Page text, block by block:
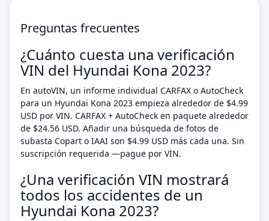
Preguntas frecuentes
¿Cuánto cuesta una verificación
VIN del Hyundai Kona 2023?
En autoVIN, un informe individual CARFAX o AutoCheck
para un Hyundai Kona 2023 empieza alrededor de $4.99
USD por VIN. CARFAX + AutoCheck en paquete alrededor
de $24.56 USD. Añadir una búsqueda de fotos de
subasta Copart o IAAI son $4.99 USD más cada una. Sin
suscripción requerida —pague por VIN.
¿Una verificación VIN mostrará
todos los accidentes de un
Hyundai Kona 2023?